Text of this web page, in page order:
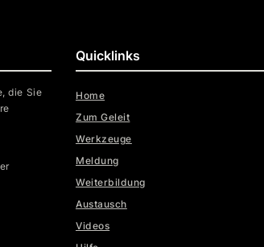
die Sie
Quicklinks
Home
Zum Geleit
Werkzeuge
Meldung
Weiterbildung
Austausch
Videos